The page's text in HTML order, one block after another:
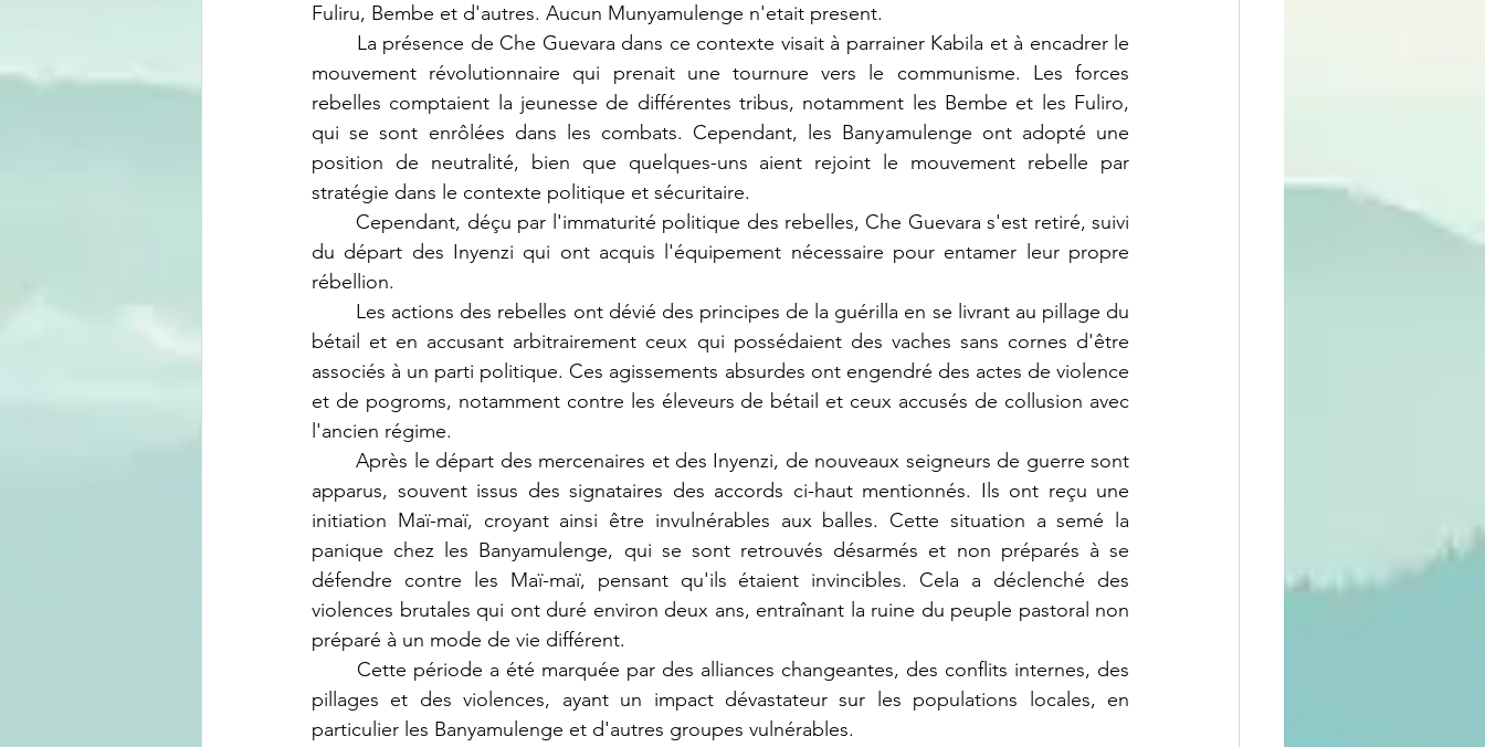
Fuliru, Bembe et d'autres. Aucun Munyamulenge n'etait present.
mouvement révolutionnaire qui prenait une tournure vers le communisme. Les forces
rebelles comptaient la jeunesse de différentes tribus, notamment les Bembe et les Fuliro,
qui se sont enrôlées dans les combats. Cependant, les Banyamulenge ont adopté une
position de neutralité, bien que quelques-uns aient rejoint le mouvement rebelle par
stratégie dans le contexte politique et sécuritaire.
du départ des Inyenzi qui ont acquis l'équipement nécessaire pour entamer leur propre
rébellion.
bétail et en accusant arbitrairement ceux qui possédaient des vaches sans cornes d'être
associés à un parti politique. Ces agissements absurdes ont engendré des actes de violence
et de pogroms, notamment contre les éleveurs de bétail et ceux accusés de collusion avec
l'ancien régime.
	Après le départ des mercenaires et des Inyenzi, de nouveaux seigneurs de guerre sont
apparus, souvent issus des signataires des accords ci-haut mentionnés. Ils ont reçu une
initiation Maï-maï, croyant ainsi être invulnérables aux balles. Cette situation a semé la
panique chez les Banyamulenge, qui se sont retrouvés désarmés et non préparés à se
défendre contre les Maï-maï, pensant qu'ils étaient invincibles. Cela a déclenché des
violences brutales qui ont duré environ deux ans, entraînant la ruine du peuple pastoral non
préparé à un mode de vie différent.
pillages et des violences, ayant un impact dévastateur sur les populations locales, en
particulier les Banyamulenge et d'autres groupes vulnérables.